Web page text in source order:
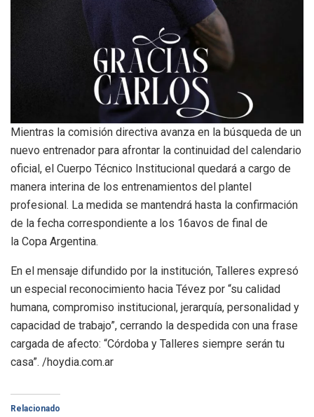
Mientras la comisión directiva avanza en la búsqueda de un
nuevo entrenador para afrontar la continuidad del calendario
oficial, el Cuerpo Técnico Institucional quedará a cargo de
manera interina de los entrenamientos del plantel
profesional. La medida se mantendrá hasta la confirmación
de la fecha correspondiente a los 16avos de final de
la Copa Argentina.
En el mensaje difundido por la institución, Talleres expresó
un especial reconocimiento hacia Tévez por “su calidad
humana, compromiso institucional, jerarquía, personalidad y
capacidad de trabajo”, cerrando la despedida con una frase
cargada de afecto: “Córdoba y Talleres siempre serán tu
casa”. /hoydia.com.ar
Relacionado